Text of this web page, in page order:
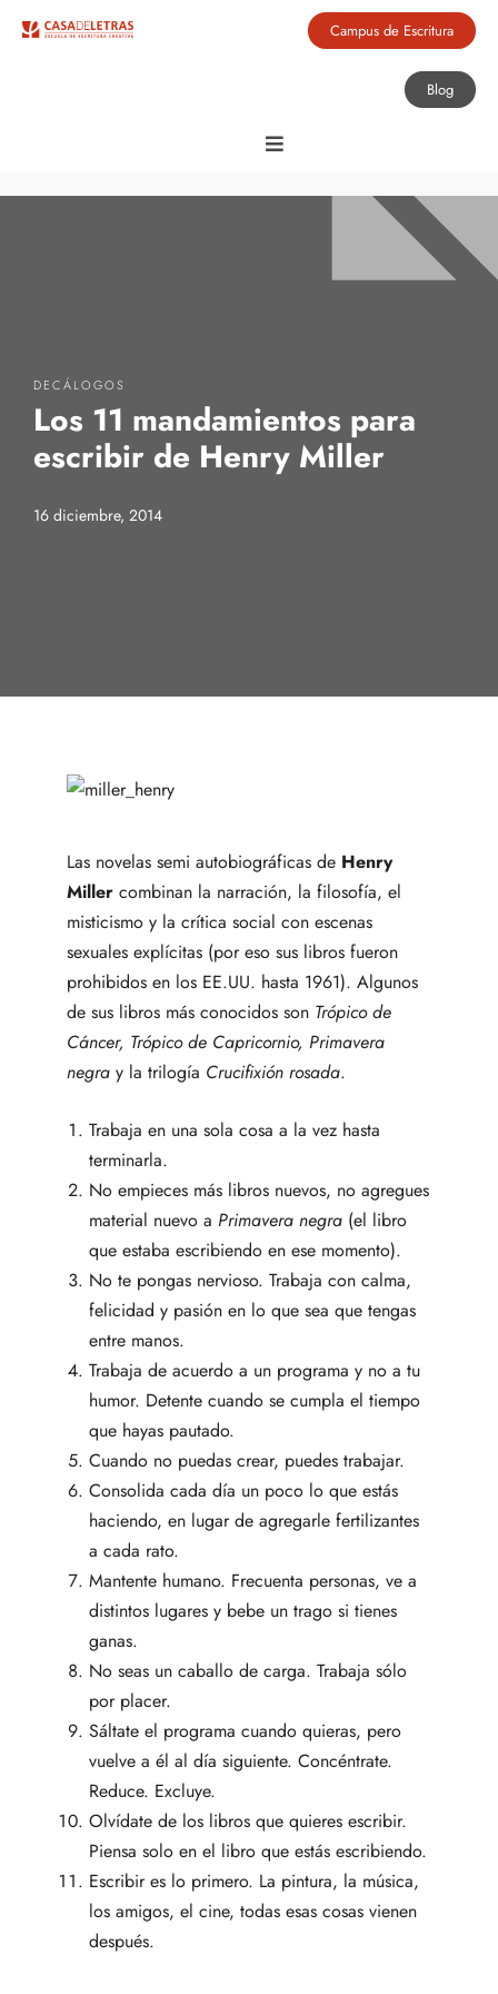
Campus de Escritura
Blog
DECÁLOGOS
Los 11 mandamientos para
escribir de Henry Miller
16 diciembre, 2014
Las novelas semi autobiográficas de Henry
Miller combinan la narración, la filosofía, el
misticismo y la crítica social con escenas
sexuales explícitas (por eso sus libros fueron
prohibidos en los EE.UU. hasta 1961). Algunos
de sus libros más conocidos son Trópico de
Cáncer, Trópico de Capricornio, Primavera
negra y la trilogía Crucifixión rosada.
Trabaja en una sola cosa a la vez hasta
terminarla.
No empieces más libros nuevos, no agregues
material nuevo a Primavera negra (el libro
que estaba escribiendo en ese momento).
No te pongas nervioso. Trabaja con calma,
felicidad y pasión en lo que sea que tengas
entre manos.
Trabaja de acuerdo a un programa y no a tu
humor. Detente cuando se cumpla el tiempo
que hayas pautado.
Cuando no puedas crear, puedes trabajar.
Consolida cada día un poco lo que estás
haciendo, en lugar de agregarle fertilizantes
a cada rato.
Mantente humano. Frecuenta personas, ve a
distintos lugares y bebe un trago si tienes
ganas.
No seas un caballo de carga. Trabaja sólo
por placer.
Sáltate el programa cuando quieras, pero
vuelve a él al día siguiente. Concéntrate.
Reduce. Excluye.
Olvídate de los libros que quieres escribir.
Piensa solo en el libro que estás escribiendo.
Escribir es lo primero. La pintura, la música,
los amigos, el cine, todas esas cosas vienen
después.